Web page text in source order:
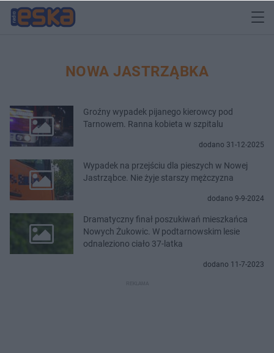
NOWA JASTRZĄBKA
Groźny wypadek pijanego kierowcy pod
Tarnowem. Ranna kobieta w szpitalu
dodano 31-12-2025
Wypadek na przejściu dla pieszych w Nowej
Jastrząbce. Nie żyje starszy mężczyzna
dodano 9-9-2024
Dramatyczny finał poszukiwań mieszkańca
Nowych Żukowic. W podtarnowskim lesie
odnaleziono ciało 37-latka
dodano 11-7-2023